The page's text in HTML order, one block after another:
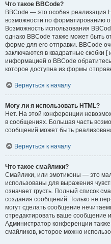
Что такое BBCode?
BBCode — это особая реализация
возможности по форматированию
Возможность использования
однако BBCode также может быть
форме для его отправки. BBCode
заключаются в квадратные скобки
информацией о BBCode
которое доступна из формы
Вернуться к началу
Могу ли я использовать HTML?
Нет. На этой конференции
в сообщениях. Большая часть
сообщений может быть
Вернуться к началу
Что такое смайлики?
Смайлики, или эмотиконы — это
использованы для выражения
означает грусть. Полный список
создания сообщений. Только не
могут сделать сообщение
отредактировать ваше сообщение
Администратор конференции
смайликов, которое можно